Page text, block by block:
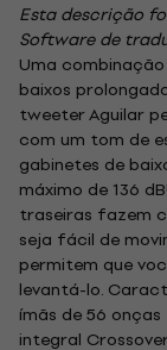
Esta descrição
Software de
Uma
baixos
tweeter Aguilar
com um tom de
gabinetes de
máximo de 136
traseiras fazem
seja fácil de
permitem que
levantá-lo.
ímãs de 56
integral